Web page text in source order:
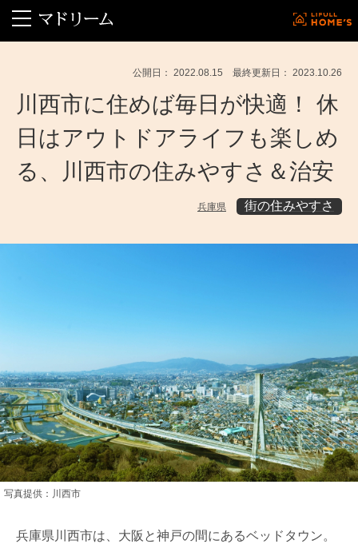
公開日： 2022.08.15 最終更新日： 2023.10.26
川西市に住めば毎日が快適！ 休
日はアウトドアライフも楽しめ
る、川西市の住みやすさ＆治安
兵庫県 街の住みやすさ
写真提供：川西市
兵庫県川西市は、大阪と神戸の間にあるベッドタウン。